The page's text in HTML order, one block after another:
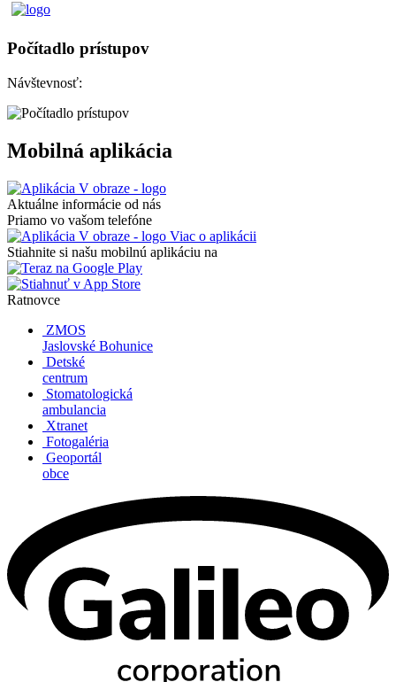
Počítadlo prístupov
Návštevnosť:
Mobilná aplikácia
Aktuálne informácie od nás
Priamo vo vašom telefóne
Viac o aplikácii
Stiahnite si našu mobilnú aplikáciu na
Ratnovce
ZMOS
Jaslovské Bohunice
Detské
centrum
Stomatologická
ambulancia
Xtranet
Fotogaléria
Geoportál
obce